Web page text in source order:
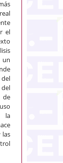
el
de
la
las